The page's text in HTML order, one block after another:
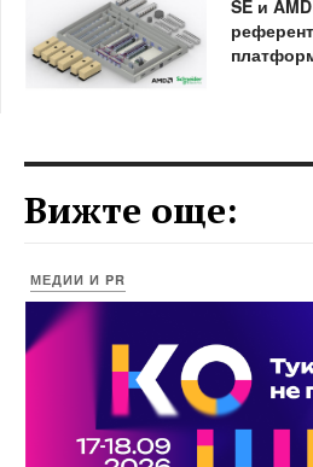
SE и
Вижте още:
МЕДИИ И PR